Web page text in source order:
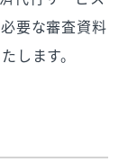
要な審査資料
します。